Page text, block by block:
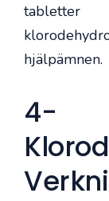
hjälpämnen.
4-